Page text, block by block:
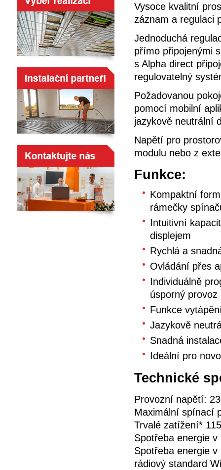
Vysoce kvalitní
záznam a regulaci
Jednoduchá
přímo připojenými
s Alpha direct
regulovatelný
Požadovanou
pomocí mobilní
jazykově neutrální
Napětí pro
modulu nebo z
Funkce:
Kompaktní
rámečky
Intuitivní
displejem
Rychlá a
Ovládání přes
Individuálně
úsporný provoz
Funkce
Jazykově
Snadná
Ideální pro
Technické
Provozní napětí:
Maximální spínací
Trvalé zatížení*
Spotřeba energie
Spotřeba energie
rádiový standard